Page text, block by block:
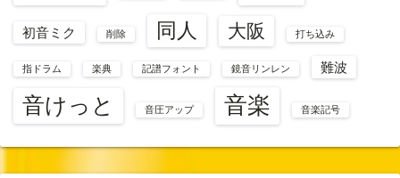
初音ミク 削除 同人 大阪 打ち込み
指ドラム 楽典 記譜フォント 鏡音リンレン 難波
音けっと 音圧アップ 音楽 音楽記号